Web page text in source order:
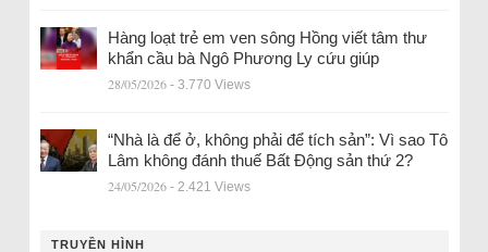
Hàng loạt trẻ em ven sông Hồng viết tâm thư
khẩn cầu bà Ngô Phương Ly cứu giúp
28/05/2026 - 3.770 Views
“Nhà là để ở, không phải để tích sản”: Vì sao Tô
Lâm không đánh thuế Bất Động sản thứ 2?
24/05/2026 - 2.421 Views
TRUYỀN HÌNH